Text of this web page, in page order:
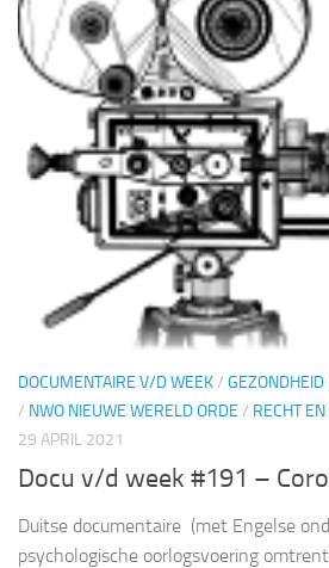
DOCUMENTAIRE V/D WEEK/ GEZONDHEID
/ NWO NIEUWE WERELD ORDE / RECHT
29 APRIL 2021
Docu v/d week #191 –
Duitse documentaire (met Engelse
psychologische oorlogsvoering